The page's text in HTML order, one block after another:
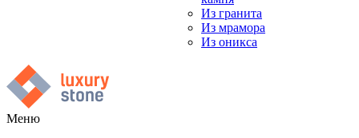
Из гранита
Из мрамора
Из оникса
Меню